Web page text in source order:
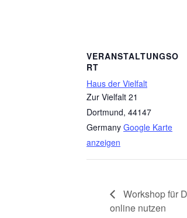
VERANSTALTUNGSO
RT
Haus der Vielfalt
Zur Vielfalt 21
Dortmund, 44147
Germany Google Karte
anzeigen
Workshop für
online nutzen